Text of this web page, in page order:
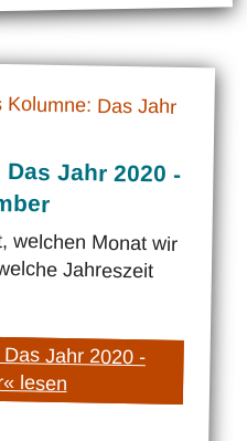
Jahr 2020 -
welchen Monat wir
weißt, welche Jahreszeit
Jahr 2020 -
lesen